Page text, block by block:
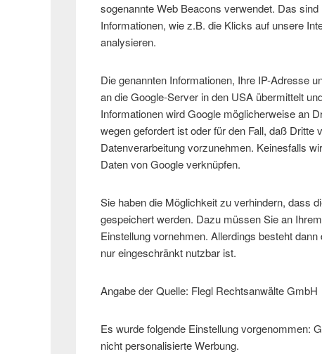
sogenannte Web Beacons verwendet. Das
Informationen, wie z.B. die Klicks auf unsere
analysieren.
Die genannten Informationen, Ihre IP-Adresse
an die Google-Server in den USA übermittelt
Informationen wird Google möglicherweise an
wegen gefordert ist oder für den Fall, daß Dritte
Datenverarbeitung vorzunehmen. Keinesfalls
Daten von Google verknüpfen.
Sie haben die Möglichkeit zu verhindern, dass
gespeichert werden. Dazu müssen Sie an
Einstellung vornehmen. Allerdings besteht
nur eingeschränkt nutzbar ist.
Angabe der Quelle: Flegl Rechtsanwälte GmbH
Es wurde folgende Einstellung vorgenommen:
nicht personalisierte Werbung.